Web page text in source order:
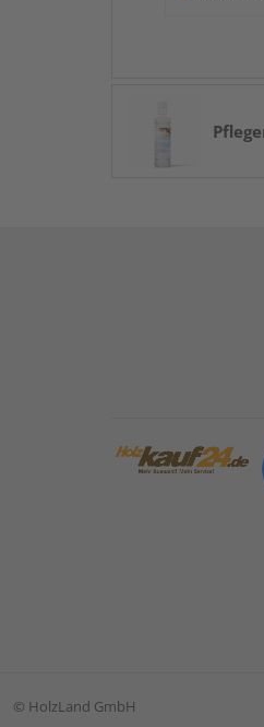
© HolzLand GmbH